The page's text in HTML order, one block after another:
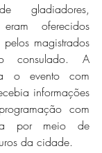
gladiadores,
oferecidos
magistrados
consulado. A
o evento com
informações
com
por meio de
da cidade.